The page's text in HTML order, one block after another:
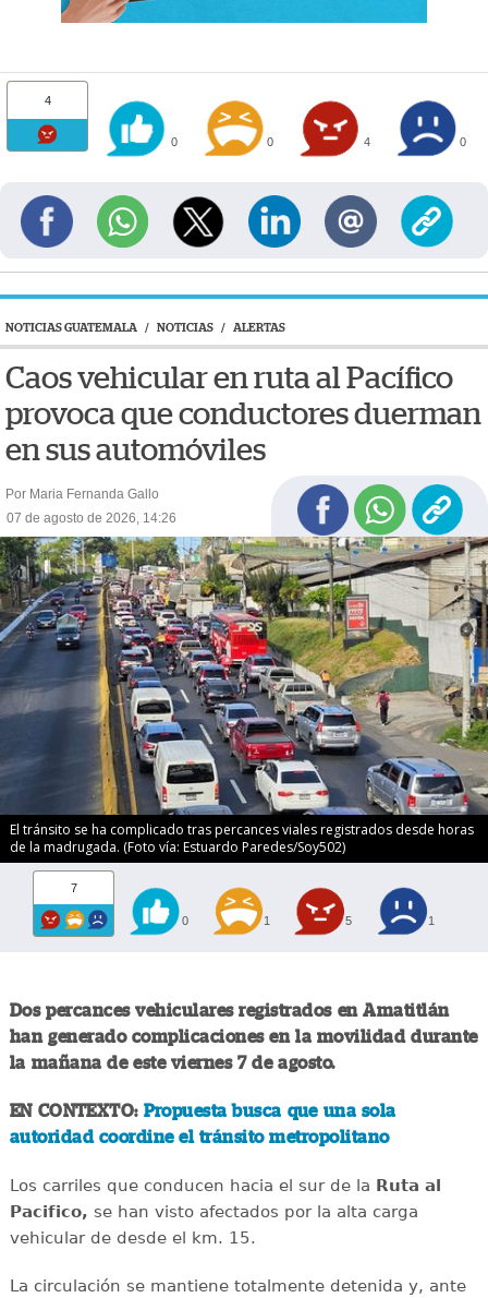
4
0 0 4 0
NOTICIAS GUATEMALA / NOTICIAS / ALERTAS
Caos vehicular en ruta al Pacífico
provoca que conductores duerman
en sus automóviles
Por Maria Fernanda Gallo
07 de agosto de 2026, 14:26
El tránsito se ha complicado tras percances viales registrados desde horas
de la madrugada. (Foto vía: Estuardo Paredes/Soy502)
7
0 1 5 1
Dos percances vehiculares registrados en Amatitlán
han generado complicaciones en la movilidad durante
la mañana de este viernes 7 de agosto.
EN CONTEXTO:Propuesta busca que una sola
autoridad coordine el tránsito metropolitano
Los carriles que conducen hacia el sur de la Ruta al
Pacifico, se han visto afectados por la alta carga
vehicular de desde el km. 15.
La circulación se mantiene totalmente detenida y, ante